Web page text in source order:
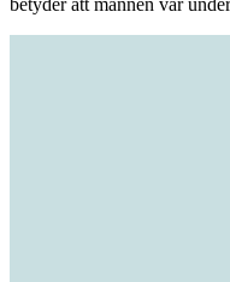
betyder att männen var